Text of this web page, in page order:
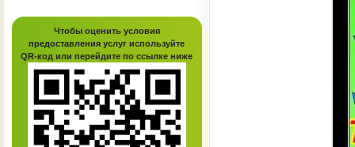
Чтобы оценить условия
предоставления услуг используйте
QR-код или перейдите по ссылке ниже